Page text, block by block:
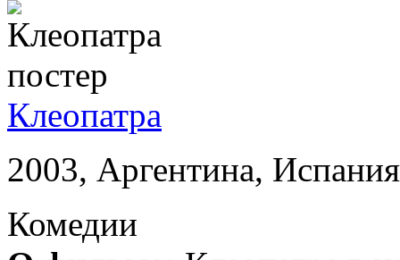
Клеопатра
2003, Аргентина, Испания
Комедии